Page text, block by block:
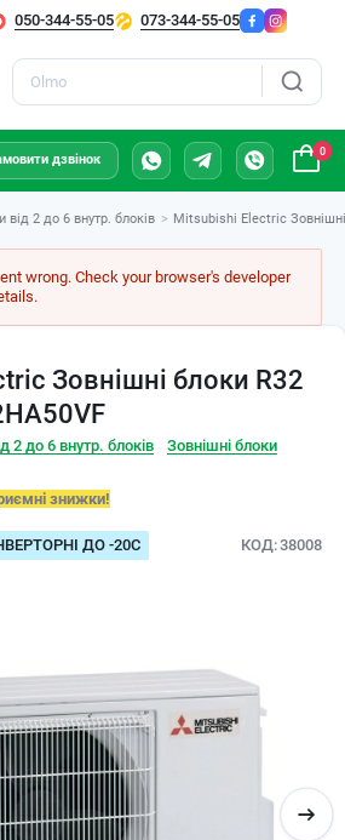
Пошук
050-344-55-05 073-344-55-05
дзвінок
0
від 2 до 6 внутр. блоків Mitsubishi Electric
wrong. Check your browser's developer
Зовнішні блоки R32
2 до 6 внутр. блоків
Зовнішні блоки
знижки!
ДО -20С КОД 38008